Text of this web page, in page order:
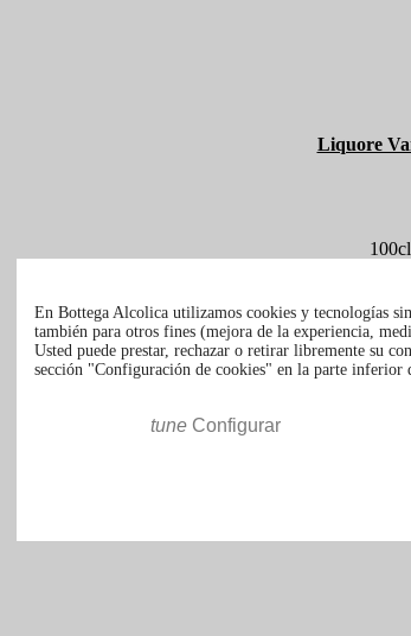
Liquore
En Bottega Alcolica utilizamos cookies y tecnologías
también para otros fines (mejora de la experiencia,
Usted puede prestar, rechazar o retirar libremente su
sección "Configuración de cookies" en la parte inferior
tune Configurar